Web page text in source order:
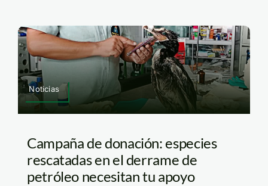
Noticias
Campaña de donación: especies
rescatadas en el derrame de
petróleo necesitan tu apoyo